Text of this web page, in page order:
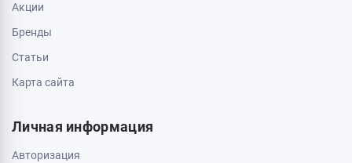
Акции
Бренды
Статьи
Карта сайта
Личная информация
Авторизация